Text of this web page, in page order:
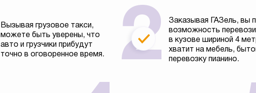
Вызывая грузовое такси,
можете быть уверены, что
авто и грузчики прибудут
точно в оговоренное время.
Заказывая ГАЗель, вы
возможность
в кузове шириной 4
хватит на мебель,
перевозку пианино.